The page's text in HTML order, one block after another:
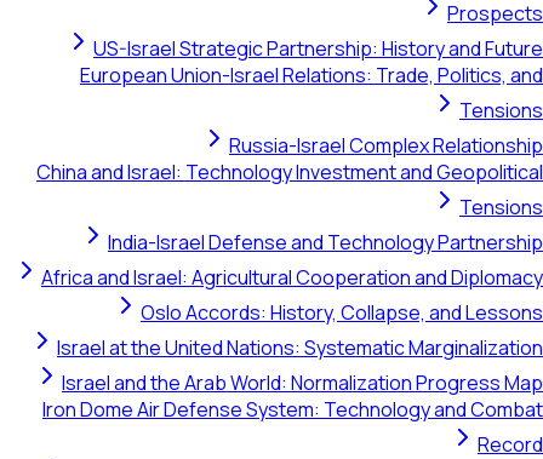
Prospects
US-Israel Strategic Partnership: History and Future
European Union-Israel Relations: Trade, Politics, and
Tensions
Russia-Israel Complex Relationship
China and Israel: Technology Investment and Geopolitical
Tensions
India-Israel Defense and Technology Partnership
Africa and Israel: Agricultural Cooperation and Diplomacy
Oslo Accords: History, Collapse, and Lessons
Israel at the United Nations: Systematic Marginalization
Israel and the Arab World: Normalization Progress Map
Iron Dome Air Defense System: Technology and Combat
Record